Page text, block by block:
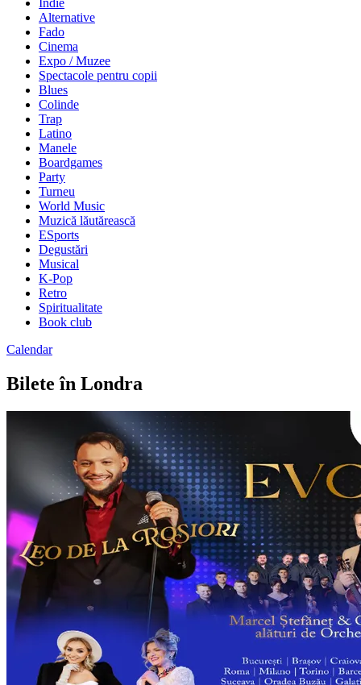
Indie
Alternative
Fado
Cinema
Expo / Muzee
Spectacole pentru copii
Blues
Colinde
Trap
Latino
Manele
Boardgames
Party
Turneu
World Music
Muzică lăutărească
ESports
Degustări
Musical
K-Pop
Retro
Spiritualitate
Book club
Calendar
Bilete în Londra